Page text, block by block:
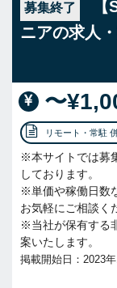
募集終了
【
ニアの求人
〜
リモート・常駐
※本サイトでは募
しております。
※単価や稼働日数
お気軽にご相談く
※当社が保有する
案いたします。
掲載開始日：2023年